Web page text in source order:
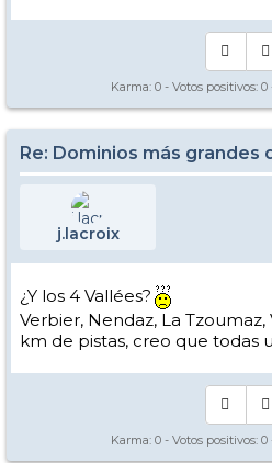
Karma: 0 - Votos positivos: 0
Re: Dominios más grandes
j.lacroix
¿Y los 4 Vallées?
Verbier, Nendaz, La
km de pistas, creo que todas
Karma: 0 - Votos positivos: 0